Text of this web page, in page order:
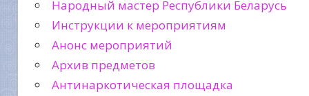
Народный мастер Республики Беларусь
Инструкции к мероприятиям
Анонс мероприятий
Архив предметов
Антинаркотическая площадка